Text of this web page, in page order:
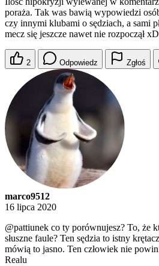
poraża. Tak was bawią wypowiedzi
czy innymi klubami o sędziach, a sami
mecz się jeszcze nawet nie rozpoczął xD
2 Odpowiedz Zgłoś
marco9512
16 lipca 2020
@pattiunek co ty porównujesz? To, że
słuszne faule? Ten sędzia to istny
mówią to jasno. Ten człowiek nie
Realu